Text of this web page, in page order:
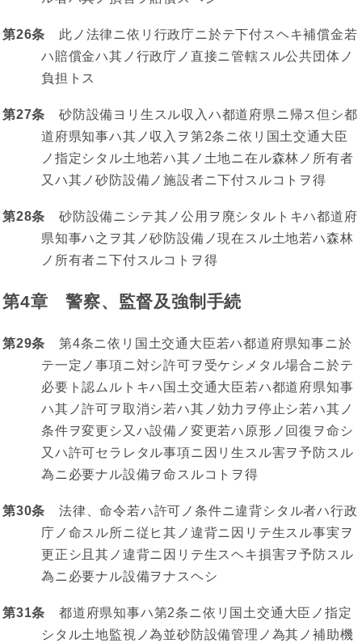
第26条 此ノ法律ニ依リ行政庁ニ於テ下付スヘキ補償金若
ハ賠償金ハ其ノ行政庁ノ直接ニ管轄スル公共団体ノ
負担トス
第27条 砂防設備ヨリ生スル収入ハ都道府県ニ帰ス但シ都
道府県知事ハ其ノ収入ヲ第2条ニ依リ国土交通大臣
ノ指定シタル土地若ハ其ノ土地ニ在ル森林ノ所有者
又ハ其ノ砂防設備ノ施設者ニ下付スルコトヲ得
第28条 砂防設備ニシテ其ノ公用ヲ廃シタルトキハ都道府
県知事ハ之ヲ其ノ砂防設備ノ現在スル土地若ハ森林
ノ所有者ニ下付スルコトヲ得
第4章 警察、監督及強制手続
第29条 第4条ニ依リ国土交通大臣若ハ都道府県知事ニ於
テ一定ノ事項ニ対シ許可ヲ受ケシメタル場合ニ於テ
必要ト認ムルトキハ国土交通大臣若ハ都道府県知事
ハ其ノ許可ヲ取消シ若ハ其ノ効力ヲ停止シ若ハ其ノ
条件ヲ変更シ又ハ設備ノ変更若ハ原形ノ回復ヲ命シ
又ハ許可セラレタル事項ニ因リ生スル害ヲ予防スル
為ニ必要ナル設備ヲ命スルコトヲ得
第30条 法律、命令若ハ許可ノ条件ニ違背シタル者ハ行政
庁ノ命スル所ニ従ヒ其ノ違背ニ因リテ生スル事実ヲ
更正シ且其ノ違背ニ因リテ生スヘキ損害ヲ予防スル
為ニ必要ナル設備ヲナスヘシ
第31条 都道府県知事ハ第2条ニ依リ国土交通大臣ノ指定
シタル土地監視ノ為並砂防設備管理ノ為其ノ補助機